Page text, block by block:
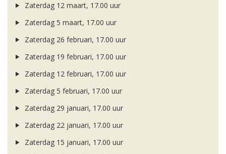
Zaterdag 12 maart, 17.00 uur
Zaterdag 5 maart, 17.00 uur
Zaterdag 26 februari, 17.00 uur
Zaterdag 19 februari, 17.00 uur
Zaterdag 12 februari, 17.00 uur
Zaterdag 5 februari, 17.00 uur
Zaterdag 29 januari, 17.00 uur
Zaterdag 22 januari, 17.00 uur
Zaterdag 15 januari, 17.00 uur